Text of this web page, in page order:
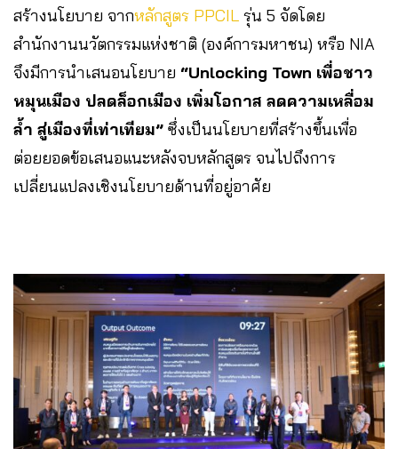
สร้างนโยบาย จากหลักสูตร PPCIL รุ่น 5 จัดโดย
สำนักงานนวัตกรรมแห่งชาติ (องค์การมหาชน) หรือ NIA
จึงมีการนำเสนอนโยบาย “Unlocking Town เพื่อชาว
หมุนเมือง ปลดล็อกเมือง เพิ่มโอกาส ลดความเหลื่อม
ล้ำ สู่เมืองที่เท่าเทียม” ซึ่งเป็นนโยบายที่สร้างขึ้นเพื่อ
ต่อยยอดข้อเสนอแนะหลังจบหลักสูตร จนไปถึงการ
เปลี่ยนแปลงเชิงนโยบายด้านที่อยู่อาศัย